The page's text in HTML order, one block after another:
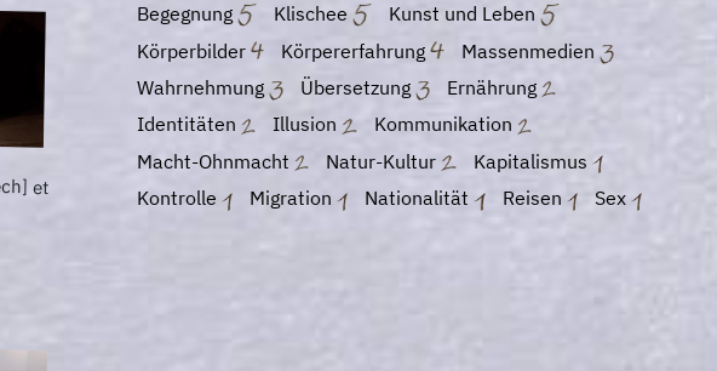
et
Begegnung
Klischee
Kunst und Leben
Körperbilder
Körpererfahrung
Massenmedien
Wahrnehmung
Übersetzung
Ernährung
Identitäten
Illusion
Kommunikation
Macht-Ohnmacht
Natur-Kultur
Kapitalismus
Kontrolle
Migration Nationalität Reisen Sex